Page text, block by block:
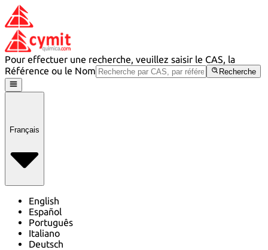
Pour effectuer une recherche, veuillez saisir le CAS, la
Référence ou le Nom
Recherche
Français
English
Español
Português
Italiano
Deutsch